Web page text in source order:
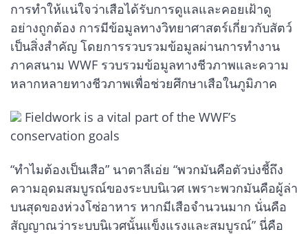
การทำให้แน่ใจว่าเสือได้รับการดูแลและคอยเฝ้าดู
อย่างถูกต้อง การมีข้อมูลทางวิทยาศาสตร์เกี่ยวกับสัตว์
เป็นสิ่งสำคัญ โดยการรวบรวมข้อมูลผ่านการทำงาน
ภาคสนาม WWF รวบรวมข้อมูลทางชีวภาพและความ
หลากหลายทางชีวภาพเพื่อช่วยศึกษาเสือในภูมิภาค
Fieldwork is a vital part of the WWF’s
conservation goals
“ทำไมต้องเป็นเสือ” นาตาลีเอ่ย “พวกมันคือตัวบ่งชี้ถึง
ความอุดมสมบูรณ์ของระบบนิเวศ เพราะพวกมันคือผู้ล่า
บนสุดของห่วงโซ่อาหาร หากมีเสือจำนวนมาก นั่นคือ
สัญญาณว่าระบบนิเวศนั้นแข็งแรงและสมบูรณ์” นี่คือ